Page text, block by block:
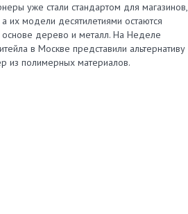
уже стали стандартом для магазинов,
их модели десятилетиями остаются
дерево и металл. На Неделе
в Москве представили альтернативу
из полимерных материалов.